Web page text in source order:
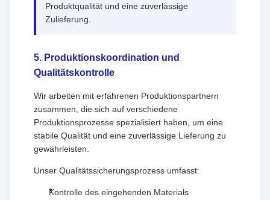
Produktqualität und eine zuverlässige
Zulieferung.
5. Produktionskoordination und
Qualitätskontrolle
Wir arbeiten mit erfahrenen Produktionspartnern
zusammen, die sich auf verschiedene
Produktionsprozesse spezialisiert haben, um eine
stabile Qualität und eine zuverlässige Lieferung zu
gewährleisten.
Unser Qualitätssicherungsprozess umfasst:
Kontrolle des eingehenden Materials